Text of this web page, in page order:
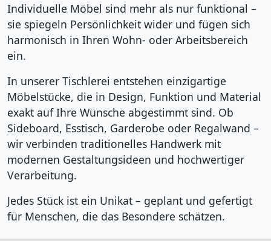
Individuelle Möbel sind mehr als nur funktional –
sie spiegeln Persönlichkeit wider und fügen sich
harmonisch in Ihren Wohn- oder Arbeitsbereich
ein.
In unserer Tischlerei entstehen einzigartige
Möbelstücke, die in Design, Funktion und Material
exakt auf Ihre Wünsche abgestimmt sind. Ob
Sideboard, Esstisch, Garderobe oder Regalwand –
wir verbinden traditionelles Handwerk mit
modernen Gestaltungsideen und hochwertiger
Verarbeitung.
Jedes Stück ist ein Unikat – geplant und gefertigt
für Menschen, die das Besondere schätzen.